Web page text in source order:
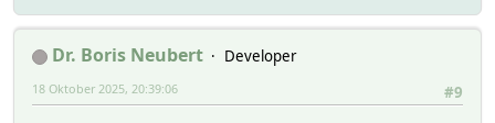
Dr. Boris Neubert
Developer
#9
18 Oktober 2025, 20:39:06